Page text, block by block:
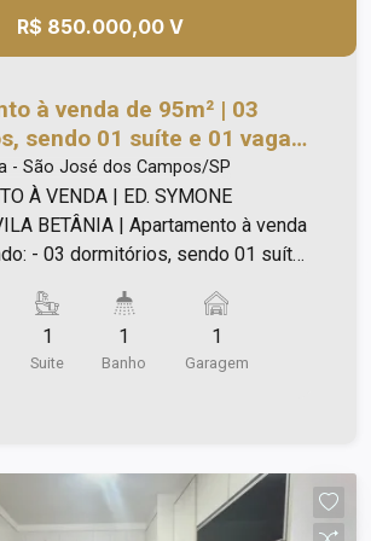
R$ 850.000,00 V
à venda de 95m² | 03
sendo 01 suíte e 01 vaga
| Edifício Symone Cristina
| São José dos Campos |
- São José dos Campos/SP
| ED. SYMONE
| Apartamento à venda
- 03 dormitórios, sendo 01 suíte,
social; - Sala ampla para dois
integrada com a sala,
- Cooktop e forno embutido;
reformados; - Piso
Teto com iluminação; - Box blindex
1
Suite
1
Banho
1
Garagem